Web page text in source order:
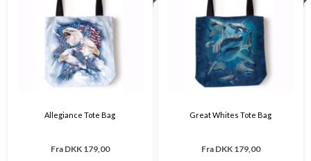
Allegiance Tote Bag
Fra DKK 179,00
Great Whites Tote Bag
Fra DKK 179,00